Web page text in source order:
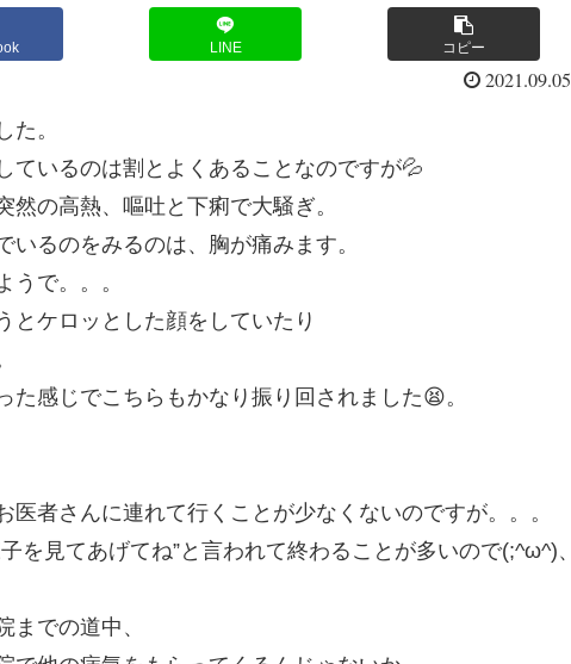
LINE コピー
2021.09.05
た。
ているのは割とよくあることなのですが💦
の高熱、嘔吐と下痢で大騒ぎ。
るのをみるのは、胸が痛みます。
で。。。
とケロッとした顔をしていたり
感じでこちらもかなり振り回されました😫。
者さんに連れて行くことが少なくないのですが。。。
を見てあげてね”と言われて終わることが多いので(;^ω^)、
までの道中、